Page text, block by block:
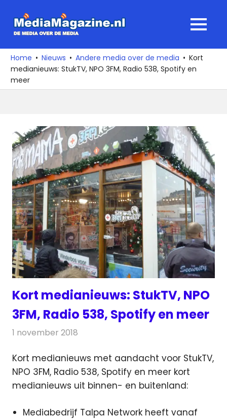
naar
media
over
de
media
MENU
Home Nieuws Andere media over de media
Kort
medianieuws: StukTV, NPO 3FM, Radio 538, Spotify en
meer
Kort medianieuws: StukTV, NPO
3FM, Radio 538, Spotify en meer
1 november 2018
Kort medianieuws met aandacht voor StukTV,
NPO 3FM, Radio 538, Spotify en meer kort
medianieuws uit binnen- en buitenland:
Mediabedrijf Talpa Network heeft vanaf